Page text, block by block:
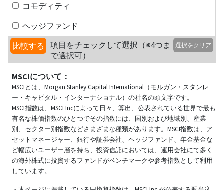
コモディティ
ヘッジファンド
比較する
項目をチェックして選択（※4つま
で選択可）
選択をクリア
MSCIについて：
MSCIとは、Morgan Stanley Capital International（モルガン・スタンレ
ー・キャピタル・インターナショナル）の社名の頭文字です。
MSCI指数は、MSCI Incによって日々、算出、公表されている世界で最も
有名な株価指数のひとつでその指数には、国別および地域別、産業
別、セクター別指数などさまざまな種類があります。MSCI指数は、ア
セットマネージャー、銀行や証券会社、ヘッジファンド、年金基金な
ど幅広いユーザー層を持ち、投資信託においては、運用会社にて多く
の海外株式に投資するファンドがベンチマークや参考指数として利用
しています。